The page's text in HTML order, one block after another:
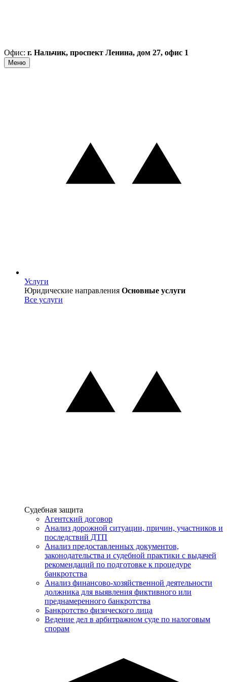
Офис: г. Нальчик, проспект Ленина, дом 27, офис 1
Меню
Услуги
Услуги
Юридические направления Основные услуги
Все услуги
Услуги
Судебная защита
Агентский договор
Анализ дорожной ситуации, причин, участников и
последствий ДТП
Анализ предоставленных документов,
законодательства и судебной практики с выдачей
рекомендаций по подготовке к процедуре
банкротства
Анализ финансово-хозяйственной деятельности
должника для выявления фиктивного или
преднамеренного банкротства
Банкротство физического лица
Ведение дел в арбитражном суде по налоговым
спорам